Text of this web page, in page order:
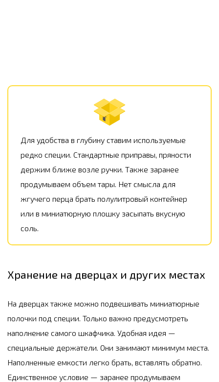
Для удобства в глубину ставим используемые
редко специи. Стандартные приправы, пряности
держим ближе возле ручки. Также заранее
продумываем объем тары. Нет смысла для
жгучего перца брать полулитровый контейнер
или в миниатюрную плошку засыпать вкусную
соль.
Хранение на дверцах и других местах
На дверцах также можно подвешивать миниатюрные
полочки под специи. Только важно предусмотреть
наполнение самого шкафчика. Удобная идея —
специальные держатели. Они занимают минимум места.
Наполненные емкости легко брать, вставлять обратно.
Единственное условие — заранее продумываем